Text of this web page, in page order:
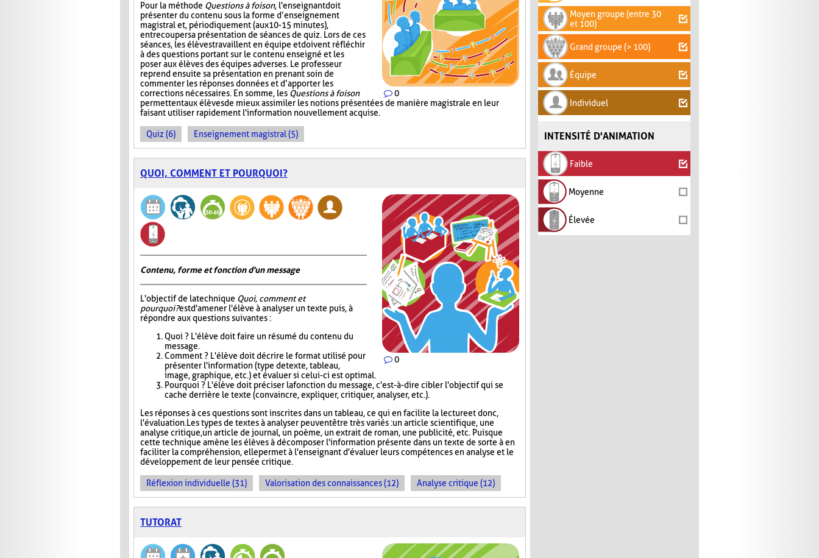
Moyen groupe (entre 30
et 100)
Grand groupe (> 100)
Équipe
Individuel
INTENSITÉ D'ANIMATION
Faible
Moyenne
Élevée
0
Pour la méthode Questions à foison, l'enseignant doit
présenter du contenu sous la forme d’enseignement
magistral et, périodiquement (aux 10-15 minutes),
entrecouper sa présentation de séances de quiz. Lors de ces
séances, les élèves travaillent en équipe et doivent réfléchir
à des questions portant sur le contenu enseigné et les
poser aux élèves des équipes adverses. Le professeur
reprend ensuite sa présentation en prenant soin de
commenter les réponses données et d’apporter les
corrections nécessaires. En somme, les Questions à foison
permettent aux élèves de mieux assimiler les notions présentées de manière magistrale en leur
faisant utiliser rapidement l'information nouvellement acquise.
Quiz (6) Enseignement magistral (5)
QUOI, COMMENT ET POURQUOI?
0
Contenu, forme et fonction d'un message
L'objectif de la technique Quoi, comment et
pourquoi?est d'amener l'élève à analyser un texte puis, à
répondre aux questions suivantes :
Quoi ? L'élève doit faire un résumé du contenu du
message.
Comment ? L'élève doit décrire le format utilisé pour
présenter l'information (type de texte, tableau,
image, graphique, etc.) et évaluer si celui-ci est optimal.
Pourquoi ? L'élève doit préciser la fonction du message, c'est-à-dire cibler l'objectif qui se
cache derrière le texte (convaincre, expliquer, critiquer, analyser, etc.).
Les réponses à ces questions sont inscrites dans un tableau, ce qui en facilite la lecture et donc,
l'évaluation. Les types de textes à analyser peuvent être très variés : un article scientifique, une
analyse critique, un article de journal, un poème, un extrait de roman, une publicité, etc. Puisque
cette technique amène les élèves à décomposer l'information présente dans un texte de sorte à en
faciliter la compréhension, elle permet à l'enseignant d'évaluer leurs compétences en analyse et le
développement de leur pensée critique.
Réflexion individuelle (31) Valorisation des connaissances (12) Analyse critique (12)
TUTORAT